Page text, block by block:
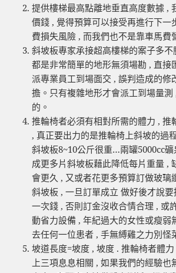
提供樓梯最高點離地垂直高度數據 ,
價錢 , 覺得預算可以接受再進行下一
費損失風險 , 而我們也不是靠車馬費
斜坡板專家承接超高樓梯的案子多
都是非常簡單的地形無須場勘 , 直接
派專業員工到場面交 , 誤判造成的修
擔。只有複雜地形才會派工到場量
的。
推輪椅者必須有相對所需的體力 , 推
, 真正要出力的是推輪椅上斜坡的過
斜坡板8~10公斤很重…兩罐5000cc
成更多片斜坡板藉此降低每片重量 ,
會更久 , 又或者花更多預算訂做玻璃
斜坡板 , 一旦訂單成立 做好後才說
一次錢 , 否則訂金沒收合情合理 , 或
動省力設備 , 年紀過大的女性或瘦弱
去任何一位患者 , 手無縛雞之力別怪
坡道長度=坡度 , 坡度 . 推輪椅者體
上三項息息相關 , 如果我們的經驗